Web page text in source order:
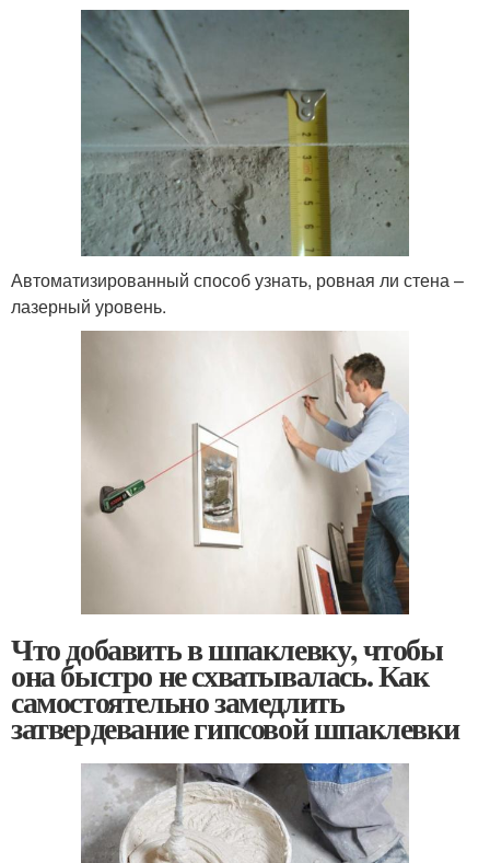
Автоматизированный способ узнать, ровная ли стена –
лазерный уровень.
Что добавить в шпаклевку, чтобы
она быстро не схватывалась. Как
самостоятельно замедлить
затвердевание гипсовой шпаклевки